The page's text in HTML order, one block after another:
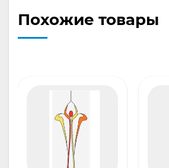
Похожие товары